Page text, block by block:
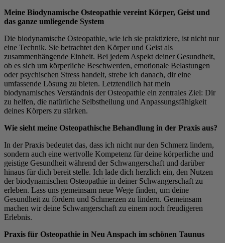
Meine Biodynamische Osteopathie vereint Körper, Geist und
das ganze umliegende System
Die biodynamische Osteopathie, wie ich sie praktiziere, ist nicht nur
eine Technik. Sie betrachtet den Körper und Geist als
zusammenhängende Einheit. Bei jedem Aspekt deiner Gesundheit,
ob es sich um körperliche Beschwerden, emotionale Belastungen
oder psychischen Stress handelt, strebe ich danach, dir eine
umfassende Lösung zu bieten. Letztendlich hat mein
biodynamisches Verständnis der Osteopathie ein zentrales Ziel: Dir
zu helfen, die natürliche Selbstheilung und Anpassungsfähigkeit
deines Körpers zu stärken.
Wie sieht meine Osteopathische Behandlung in der Praxis aus?
In der Praxis bedeutet das, dass ich nicht nur den Schmerz lindern,
sondern auch eine wertvolle Kompetenz für deine körperliche und
geistige Gesundheit während der Schwangerschaft und darüber
hinaus für dich bereit stelle. Ich lade dich herzlich ein, den Nutzen
der biodynamischen Osteopathie in deiner Schwangerschaft zu
erleben. Lass uns gemeinsam neue Wege finden, um deine
Gesundheit zu fördern und Schmerzen zu lindern. Gemeinsam
machen wir deine Schwangerschaft zu einem noch freudigeren
Erlebnis.
Praxis für Osteopathie in Neu Anspach im schönen Taunus